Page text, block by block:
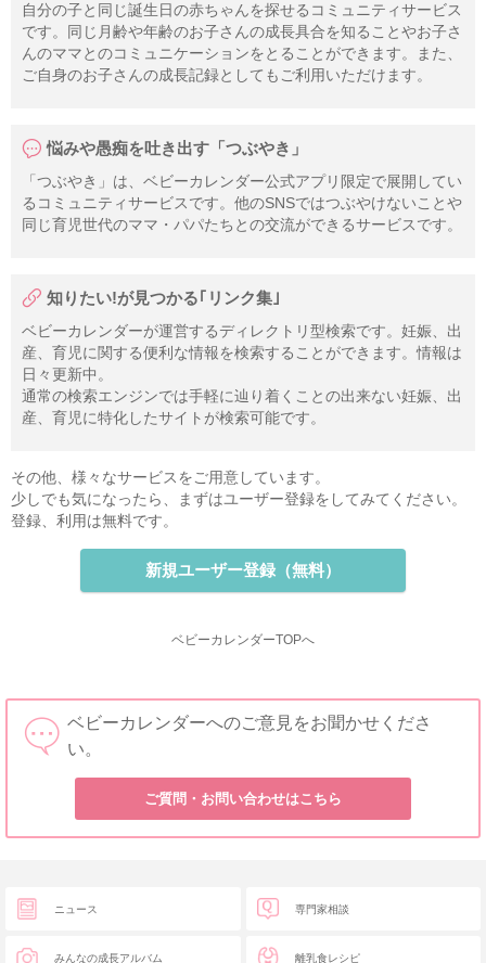
自分の子と同じ誕生日の赤ちゃんを探せるコミュニティサービス
です。同じ月齢や年齢のお子さんの成長具合を知ることやお子さ
んのママとのコミュニケーションをとることができます。また、
ご自身のお子さんの成長記録としてもご利用いただけます。
悩みや愚痴を吐き出す「つぶやき」
「つぶやき」は、ベビーカレンダー公式アプリ限定で展開してい
るコミュニティサービスです。他のSNSではつぶやけないことや
同じ育児世代のママ・パパたちとの交流ができるサービスです。
知りたい!が見つかる｢リンク集｣
ベビーカレンダーが運営するディレクトリ型検索です。妊娠、出
産、育児に関する便利な情報を検索することができます。情報は
日々更新中。
通常の検索エンジンでは手軽に辿り着くことの出来ない妊娠、出
産、育児に特化したサイトが検索可能です。
その他、様々なサービスをご用意しています。
少しでも気になったら、まずはユーザー登録をしてみてください。
登録、利用は無料です。
新規ユーザー登録（無料）
ベビーカレンダーTOPへ
ベビーカレンダーへのご意見をお聞かせくださ
い。
ご質問・お問い合わせはこちら
ニュース
みんなの成長アルバム
専門家相談
離乳食レシピ